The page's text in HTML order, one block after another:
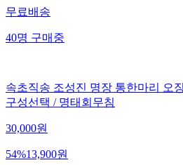
무료배송
40명 구매중
속초직송 조성진 명장 통한마리 오
구성선택 / 명태회무침
30,000원
54%13,900원